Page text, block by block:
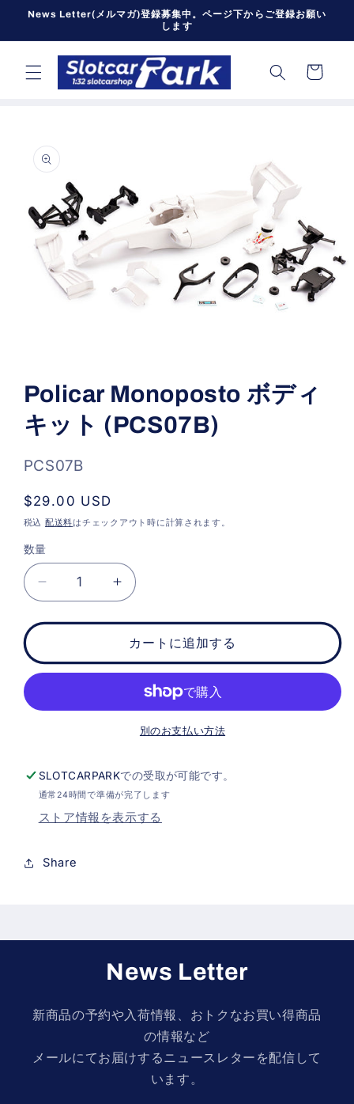
コンテン
News Letter(メルマガ)登録募集中。ページ下からご登録お願い
します
ー
にスキッ
プ
ダ
ル
で
メ
ィ
を
く
Policar Monoposto ボディ
キット (PCS07B)
SKU:
PCS07B
通
常
格
$29.00 USD
税込 配送料はチェックアウト時に計算されます。
数量
Policar
Monoposto
ボ
ィ
ッ
数
を
ら
Policar
Monoposto
ボ
デ
ィ
ッ
数
量
を
カートに追加する
別のお支払い方法
SLOTCARPARKでの受取が可能です。
通常24時間で準備が完了します
ストア情報を表示する
Share
News Letter
新商品の予約や入荷情報、おトクなお買い得商品
の情報など
メールにてお届けするニュースレターを配信して
います。